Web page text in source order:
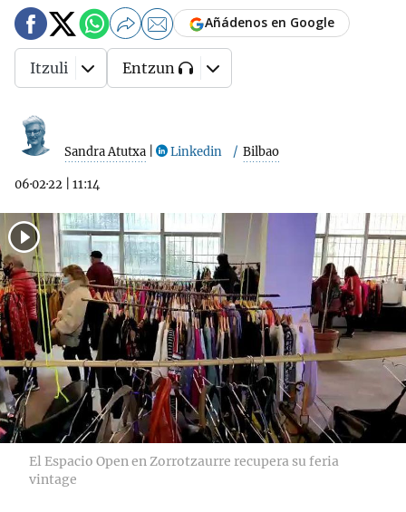
Sandra Atutxa Linkedin Bilbao
06·02·22 11:14
Añádenos en Google
Itzuli Entzun
El Espacio Open en Zorrotzaurre recupera su feria
vintage